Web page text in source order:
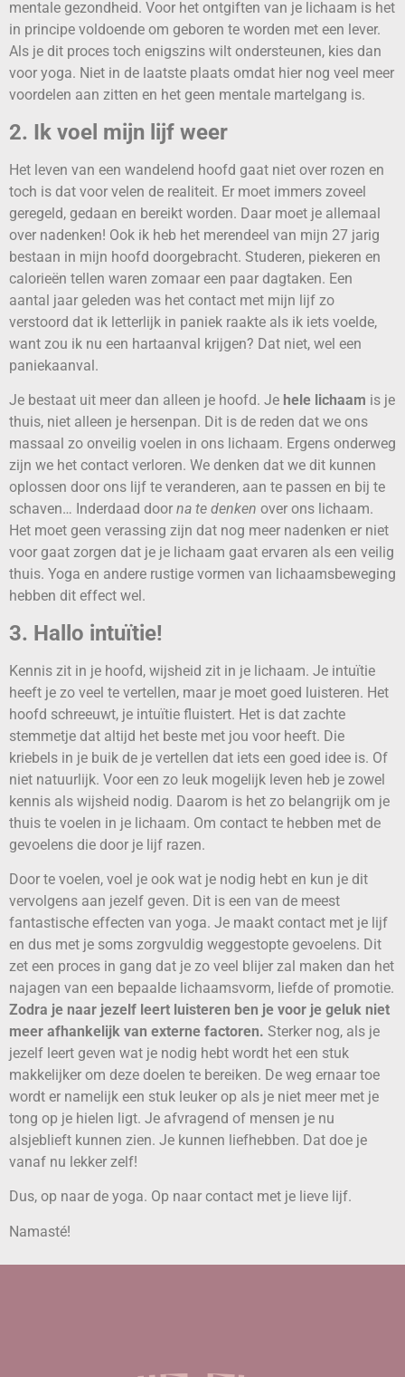
mentale gezondheid. Voor het ontgiften van je lichaam is het
in principe voldoende om geboren te worden met een lever.
Als je dit proces toch enigszins wilt ondersteunen, kies dan
voor yoga. Niet in de laatste plaats omdat hier nog veel meer
voordelen aan zitten en het geen mentale martelgang is.
2. Ik voel mijn lijf weer
Het leven van een wandelend hoofd gaat niet over rozen en
toch is dat voor velen de realiteit. Er moet immers zoveel
geregeld, gedaan en bereikt worden. Daar moet je allemaal
over nadenken! Ook ik heb het merendeel van mijn 27 jarig
bestaan in mijn hoofd doorgebracht. Studeren, piekeren en
calorieën tellen waren zomaar een paar dagtaken. Een
aantal jaar geleden was het contact met mijn lijf zo
verstoord dat ik letterlijk in paniek raakte als ik iets voelde,
want zou ik nu een hartaanval krijgen? Dat niet, wel een
paniekaanval.
Je bestaat uit meer dan alleen je hoofd. Je hele lichaam is je
thuis, niet alleen je hersenpan. Dit is de reden dat we ons
massaal zo onveilig voelen in ons lichaam. Ergens onderweg
zijn we het contact verloren. We denken dat we dit kunnen
oplossen door ons lijf te veranderen, aan te passen en bij te
schaven… Inderdaad door na te denken over ons lichaam.
Het moet geen verassing zijn dat nog meer nadenken er niet
voor gaat zorgen dat je je lichaam gaat ervaren als een veilig
thuis. Yoga en andere rustige vormen van lichaamsbeweging
hebben dit effect wel.
3. Hallo intuïtie!
Kennis zit in je hoofd, wijsheid zit in je lichaam. Je intuïtie
heeft je zo veel te vertellen, maar je moet goed luisteren. Het
hoofd schreeuwt, je intuïtie fluistert. Het is dat zachte
stemmetje dat altijd het beste met jou voor heeft. Die
kriebels in je buik de je vertellen dat iets een goed idee is. Of
niet natuurlijk. Voor een zo leuk mogelijk leven heb je zowel
kennis als wijsheid nodig. Daarom is het zo belangrijk om je
thuis te voelen in je lichaam. Om contact te hebben met de
gevoelens die door je lijf razen.
Door te voelen, voel je ook wat je nodig hebt en kun je dit
vervolgens aan jezelf geven. Dit is een van de meest
fantastische effecten van yoga. Je maakt contact met je lijf
en dus met je soms zorgvuldig weggestopte gevoelens. Dit
zet een proces in gang dat je zo veel blijer zal maken dan het
najagen van een bepaalde lichaamsvorm, liefde of promotie.
Zodra je naar jezelf leert luisteren ben je voor je geluk niet
meer afhankelijk van externe factoren. Sterker nog, als je
jezelf leert geven wat je nodig hebt wordt het een stuk
makkelijker om deze doelen te bereiken. De weg ernaar toe
wordt er namelijk een stuk leuker op als je niet meer met je
tong op je hielen ligt. Je afvragend of mensen je nu
alsjeblieft kunnen zien. Je kunnen liefhebben. Dat doe je
vanaf nu lekker zelf!
Dus, op naar de yoga. Op naar contact met je lieve lijf.
Namasté!